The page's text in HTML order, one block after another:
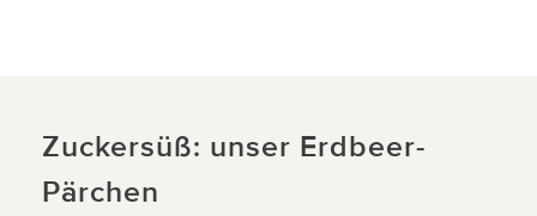
Zuckersüß: unser Erdbeer-
Pärchen